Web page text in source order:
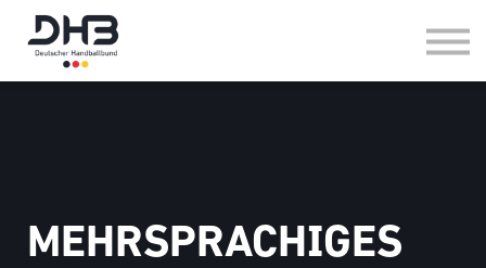
HANDBALL IN DER SCHULE
FAQ
MEHRSPRACHIGES